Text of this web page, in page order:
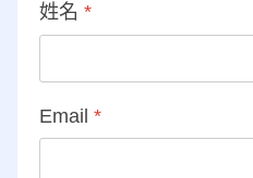
姓名 *
Email *